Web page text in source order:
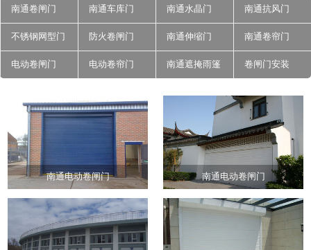
南通卷闸门 南通车库门 南通水晶门 南通抗风门
不锈钢网型门 防火卷闸门 南通伸缩门 南通卷帘门
电动卷闸门 电动卷帘门 南通遮掩雨篷 卷闸门安装
南通电动卷闸门 南通电动卷闸门